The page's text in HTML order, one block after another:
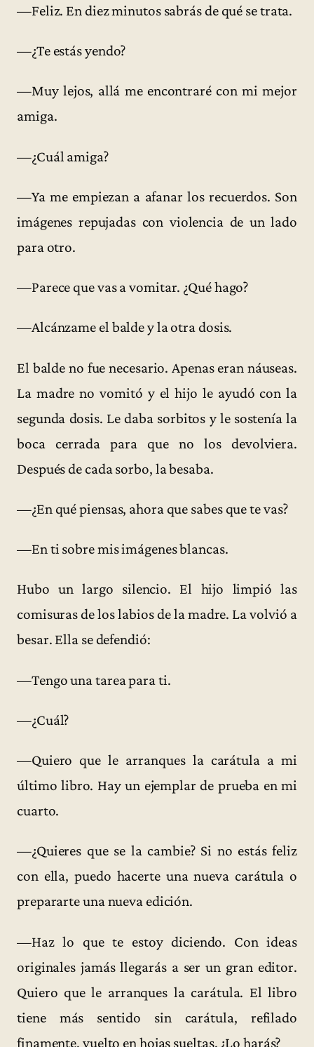
—Feliz. En diez minutos sabrás de qué se trata.
—¿Te estás yendo?
—Muy lejos, allá me encontraré con mi mejor
amiga.
—¿Cuál amiga?
—Ya me empiezan a afanar los recuerdos. Son
imágenes repujadas con violencia de un lado
para otro.
—Parece que vas a vomitar. ¿Qué hago?
—Alcánzame el balde y la otra dosis.
El balde no fue necesario. Apenas eran náuseas.
La madre no vomitó y el hijo le ayudó con la
segunda dosis. Le daba sorbitos y le sostenía la
boca cerrada para que no los devolviera.
Después de cada sorbo, la besaba.
—¿En qué piensas, ahora que sabes que te vas?
—En ti sobre mis imágenes blancas.
Hubo un largo silencio. El hijo limpió las
comisuras de los labios de la madre. La volvió a
besar. Ella se defendió:
—Tengo una tarea para ti.
—¿Cuál?
—Quiero que le arranques la carátula a mi
último libro. Hay un ejemplar de prueba en mi
cuarto.
—¿Quieres que se la cambie? Si no estás feliz
con ella, puedo hacerte una nueva carátula o
prepararte una nueva edición.
—Haz lo que te estoy diciendo. Con ideas
originales jamás llegarás a ser un gran editor.
Quiero que le arranques la carátula. El libro
tiene más sentido sin carátula, refilado
finamente, vuelto en hojas sueltas. ¿Lo harás?